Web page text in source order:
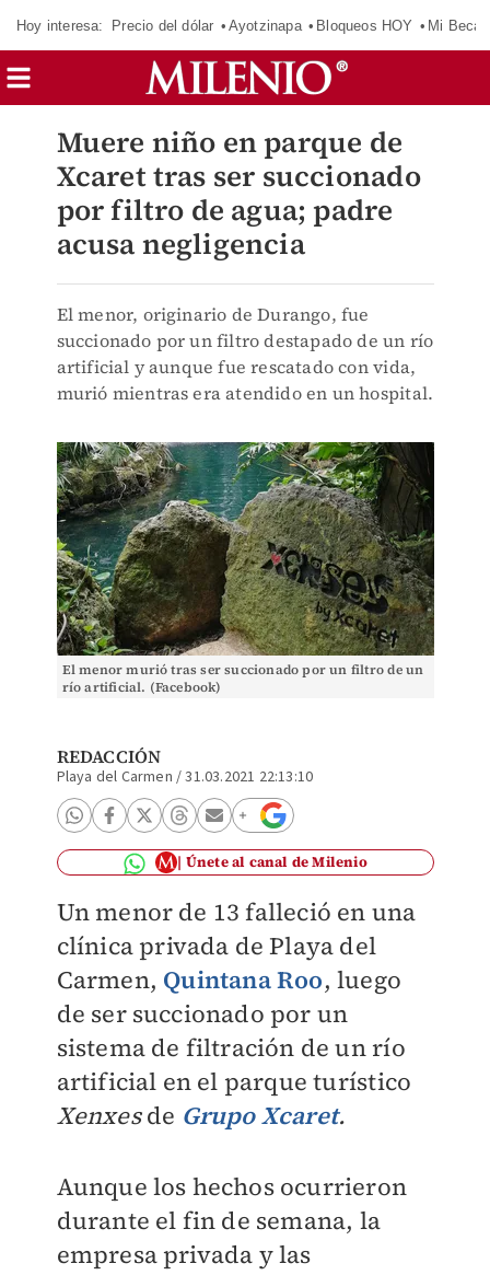
Hoy interesa: Precio del dólar Ayotzinapa Bloqueos HOY Mi Beca
Muere niño en parque de
Xcaret tras ser succionado
por filtro de agua; padre
acusa negligencia
El menor, originario de Durango, fue
succionado por un filtro destapado de un río
artificial y aunque fue rescatado con vida,
murió mientras era atendido en un hospital.
El menor murió tras ser succionado por un filtro de un
río artificial. (Facebook)
REDACCIÓN
Playa del Carmen /31.03.2021 22:13:10
Únete al canal de Milenio
Un menor de 13 falleció en una
clínica privada de Playa del
Carmen, Quintana Roo, luego
de ser succionado por un
sistema de filtración de un río
artificial en el parque turístico
Xenxesde Grupo Xcaret.
Aunque los hechos ocurrieron
durante el fin de semana, la
empresa privada y las